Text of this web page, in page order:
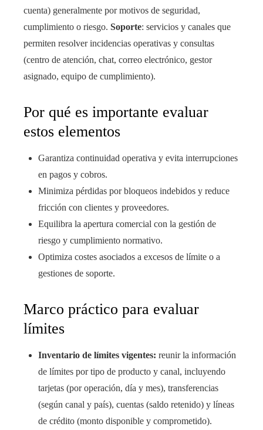
cuenta) generalmente por motivos de seguridad,
cumplimiento o riesgo. Soporte: servicios y canales que
permiten resolver incidencias operativas y consultas
(centro de atención, chat, correo electrónico, gestor
asignado, equipo de cumplimiento).
Por qué es importante evaluar
estos elementos
Garantiza continuidad operativa y evita interrupciones
en pagos y cobros.
Minimiza pérdidas por bloqueos indebidos y reduce
fricción con clientes y proveedores.
Equilibra la apertura comercial con la gestión de
riesgo y cumplimiento normativo.
Optimiza costes asociados a excesos de límite o a
gestiones de soporte.
Marco práctico para evaluar
límites
Inventario de límites vigentes: reunir la información
de límites por tipo de producto y canal, incluyendo
tarjetas (por operación, día y mes), transferencias
(según canal y país), cuentas (saldo retenido) y líneas
de crédito (monto disponible y comprometido).